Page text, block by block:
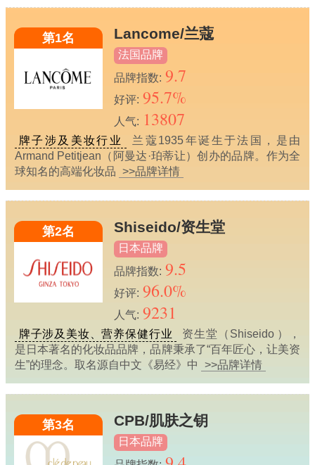
第1名 Lancome/兰蔻
法国品牌
品牌指数: 9.7
好评: 95.7%
人气: 13807
牌子涉及美妆行业
兰蔻1935年诞生于法国，是由
Armand Petitjean（阿曼达·珀蒂让）创办的品牌。作为全
球知名的高端化妆品 >>品牌详情
第2名 Shiseido/资生堂
日本品牌
品牌指数: 9.5
好评: 96.0%
人气: 9231
牌子涉及美妆、营养保健行业
资生堂（Shiseido ），
是日本著名的化妆品品牌，品牌秉承了“百年匠心，让美资
生”的理念。取名源自中文《易经》中
>>品牌详情
第3名 CPB/肌肤之钥
日本品牌